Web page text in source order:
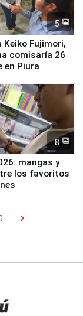
5
comisaría 26
en Piura
8
mangas y
los favoritos
chevron_right